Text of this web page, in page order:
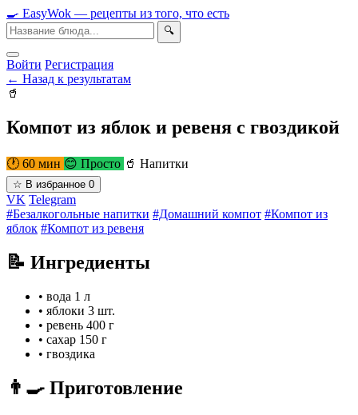
🍳 EasyWok — рецепты из того, что есть
🔍
Войти Регистрация
← Назад к результатам
🥤
Компот из яблок и ревеня с гвоздикой
🕐 60 мин 😊 Просто 🥤 Напитки
☆ В избранное 0
VK Telegram
#Безалкогольные напитки #Домашний компот #Компот из
яблок #Компот из ревеня
📝 Ингредиенты
• вода 1 л
• яблоки 3 шт.
• ревень 400 г
• сахар 150 г
• гвоздика
👨‍🍳 Приготовление